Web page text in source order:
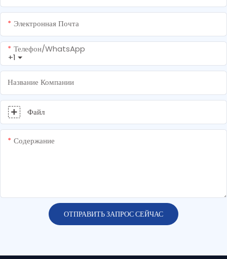
Электронная Почта
+1
Телефон/WhatsApp
Название Компании
Файл
Содержание
ОТПРАВИТЬ ЗАПРОС СЕЙЧАС